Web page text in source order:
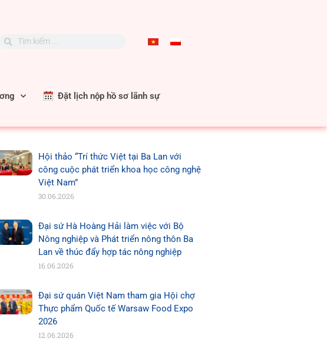
SearchSearch
Đặt lịch nộp hồ sơ lãnh sự
Hội thảo “Trí thức Việt tại Ba Lan với
công cuộc phát triển khoa học công nghệ
Việt Nam”
30.06.2026
Đại sứ Hà Hoàng Hải làm việc với Bộ
Nông nghiệp và Phát triển nông thôn Ba
Lan về thúc đẩy hợp tác nông nghiệp
16.06.2026
Đại sứ quán Việt Nam tham gia Hội chợ
Thực phẩm Quốc tế Warsaw Food Expo
2026
12.06.2026